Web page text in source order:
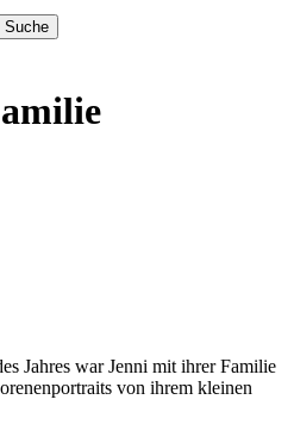
Jahres war Jenni mit ihrer Familie
von ihrem kleinen